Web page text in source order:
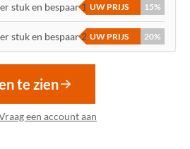
stuk en bespaar 15%UW PRIJS 15%
stuk en bespaar 20%UW PRIJS 20%
te zien
een account aan